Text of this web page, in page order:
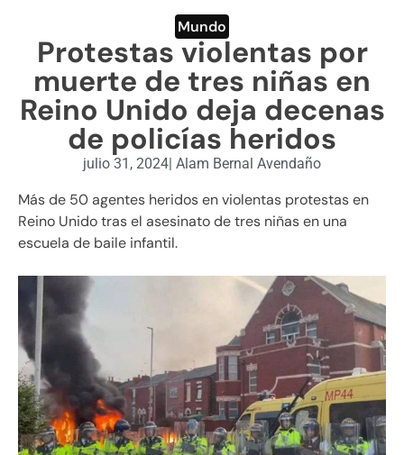
ENGLISH SECTION
VIDEOS
Mundo
Protestas violentas por
muerte de tres niñas en
Reino Unido deja decenas
de policías heridos
julio 31, 2024| Alam Bernal Avendaño
Más de 50 agentes heridos en violentas protestas en
Reino Unido tras el asesinato de tres niñas en una
escuela de baile infantil.